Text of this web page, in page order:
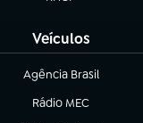
Veículos
Agência Brasil
(abre em nova aba)
Rádio MEC
(abre em nova aba)